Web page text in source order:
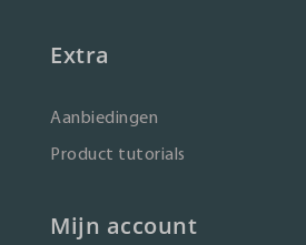
Extra
Aanbiedingen
Product tutorials
Mijn account